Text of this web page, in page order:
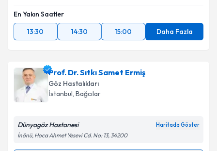
En Yakın Saatler
13:30
14:30 15:00 Daha Fazla
Prof. Dr. Sıtkı Samet Ermiş
Göz Hastalıkları
İstanbul, Bağcılar
Dünyagöz Hastanesi Haritada Göster
İnönü, Hoca Ahmet Yesevi Cd. No: 13, 34200